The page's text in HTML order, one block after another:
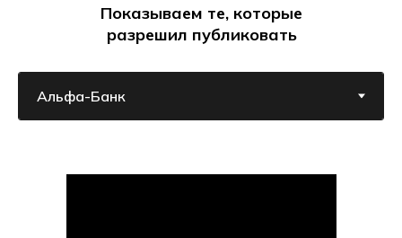
Показываем те, которые
разрешил публиковать